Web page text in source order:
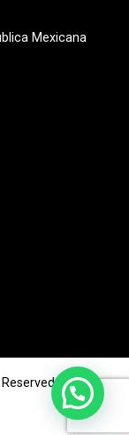
Mexicana